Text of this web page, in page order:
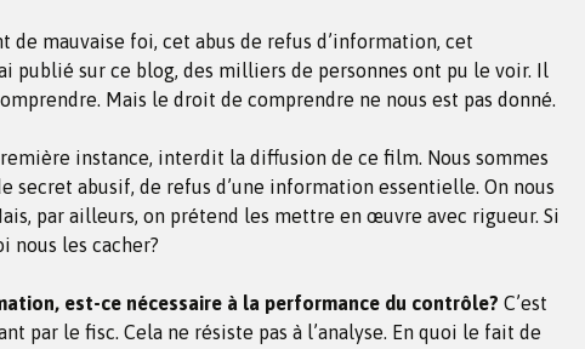
de mauvaise foi, cet abus de refus d’information, cet
publié sur ce blog, des milliers de personnes ont pu le voir. Il
Mais le droit de comprendre ne nous est pas donné.
première instance, interdit la diffusion de ce film. Nous sommes
secret abusif, de refus d’une information essentielle. On nous
par ailleurs, on prétend les mettre en œuvre avec rigueur. Si
nous les cacher?
est-ce nécessaire à la performance du contrôle? C’est
par le fisc. Cela ne résiste pas à l’analyse. En quoi le fait de